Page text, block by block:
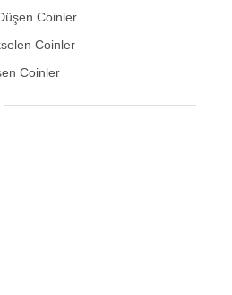
Coinler
Coinler
Coinler